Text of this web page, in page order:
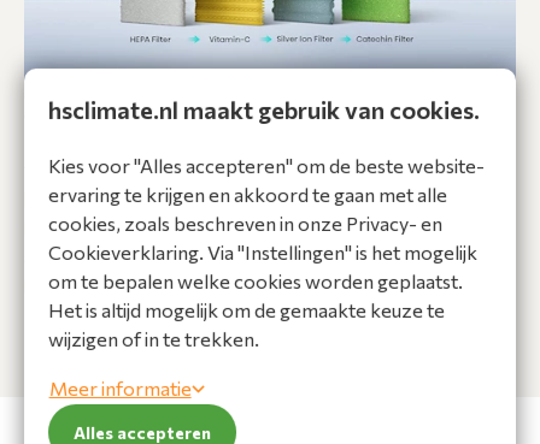
4 in 1 Filter:Het luchtfiltersysteem van de airconditioner
verschillende deeltjes te filteren, zoals allergenen,
huisstof, geuren, virussen en bacteriën. Het high-density
luchtfilter verwijdert meer dan 90% van het stof en
andere deeltjes en kan eenvoudig worden gereinigd door
het regeneratief te spoelen onder stromend water.
hsclimate.nl maakt gebruik van cookies.
Kies voor "Alles accepteren" om de beste website-
ervaring te krijgen en akkoord te gaan met alle
cookies, zoals beschreven in onze Privacy- en
Cookieverklaring. Via "Instellingen" is het mogelijk
om te bepalen welke cookies worden geplaatst.
Het is altijd mogelijk om de gemaakte keuze te
wijzigen of in te trekken.
Meer informatie
Alles accepteren